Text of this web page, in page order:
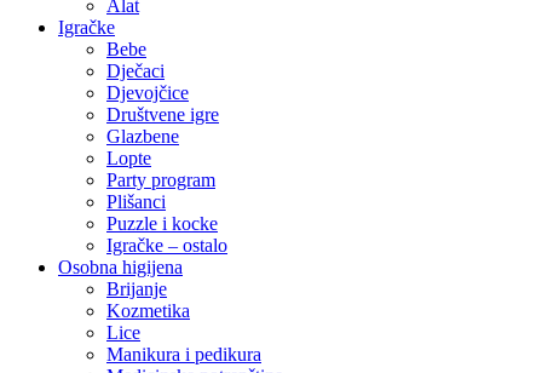
Alat
Igračke
Bebe
Dječaci
Djevojčice
Društvene igre
Glazbene
Lopte
Party program
Plišanci
Puzzle i kocke
Igračke – ostalo
Osobna higijena
Brijanje
Kozmetika
Lice
Manikura i pedikura